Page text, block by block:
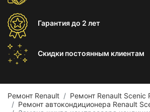
Гарантиядо 2 лет
Скидки постоянным клиентам
Ремонт Renault
Ремонт Renault Scenic
Ремонт автокондиционера Renault